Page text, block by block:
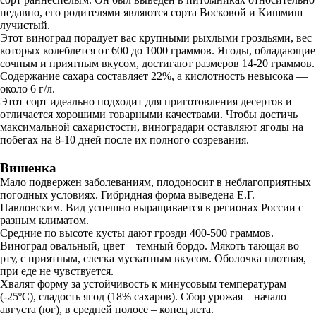
недавно, его родителями являются сорта Восковой и Кишмиш
лучистый.
Этот виноград порадует вас крупными рыхлыми гроздьями, вес
которых колеблется от 600 до 1000 граммов. Ягоды, обладающие
сочным и приятным вкусом, достигают размеров 14-20 граммов.
Содержание сахара составляет 22%, а кислотность невысока —
около 6 г/л.
Этот сорт идеально подходит для приготовления десертов и
отличается хорошими товарными качествами. Чтобы достичь
максимальной сахаристости, виноградари оставляют ягоды на
побегах на 8-10 дней после их полного созревания.
Вишенка
Мало подвержен заболеваниям, плодоносит в неблагоприятных
погодных условиях. Гибридная форма выведена Е.Г.
Павловским. Вид успешно выращивается в регионах России с
разным климатом.
Средние по высоте кусты дают грозди 400-500 граммов.
Виноград овальный, цвет – темный бордо. Мякоть тающая во
рту, с приятным, слегка мускатным вкусом. Оболочка плотная,
при еде не чувствуется.
Хвалят форму за устойчивость к минусовым температурам
(-25ºC), сладость ягод (18% сахаров). Сбор урожая – начало
августа (юг), в средней полосе – конец лета.